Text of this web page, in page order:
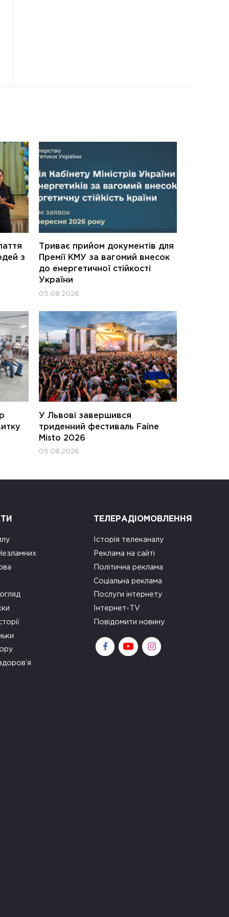
з
Триває прийом документів для
Премії КМУ за вагомий внесок
до енергетичної стійкості
України
05.08.2026
У Львові завершився
триденний фестиваль Faine
Misto 2026
05.08.2026
Незламних
ТЕЛЕРАДІОМОВЛЕННЯ
Історія телеканалу
Реклама на сайті
Політична реклама
Соціальна реклама
Послуги інтернету
Інтернет-TV
Повідомити новину